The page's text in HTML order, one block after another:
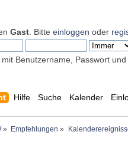
Gast . Bitte einloggen oder
Benutzername, Passwort
Hilfe Suche Kalender
» Empfehlungen »